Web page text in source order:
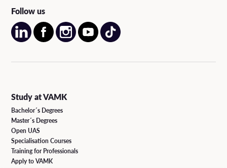
Follow us
Study at VAMK
Bachelor´s Degrees
Master´s Degrees
Open UAS
Specialisation Courses
Training for Professionals
Apply to VAMK